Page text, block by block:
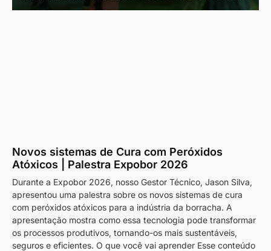
Novos sistemas de Cura com Peróxidos
Atóxicos | Palestra Expobor 2026
Durante a Expobor 2026, nosso Gestor Técnico, Jason Silva,
apresentou uma palestra sobre os novos sistemas de cura
com peróxidos atóxicos para a indústria da borracha. A
apresentação mostra como essa tecnologia pode transformar
os processos produtivos, tornando-os mais sustentáveis,
seguros e eficientes. O que você vai aprender Esse conteúdo